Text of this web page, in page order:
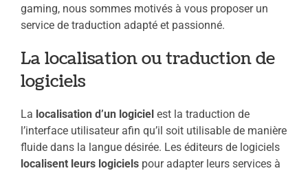
gaming, nous sommes motivés à vous proposer un
service de traduction adapté et passionné.
La localisation ou traduction de
logiciels
La localisation d’un logiciel est la traduction de
l’interface utilisateur afin qu’il soit utilisable de manière
fluide dans la langue désirée. Les éditeurs de logiciels
localisent leurs logiciels pour adapter leurs services à